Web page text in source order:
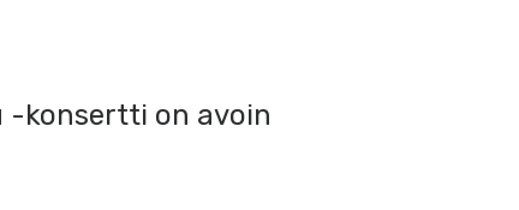
-konsertti on avoin